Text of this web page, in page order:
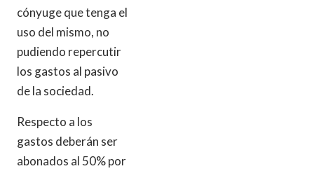
cónyuge que tenga el
uso del mismo, no
pudiendo repercutir
los gastos al pasivo
de la sociedad.
Respecto a los
gastos deberán ser
abonados al 50% por